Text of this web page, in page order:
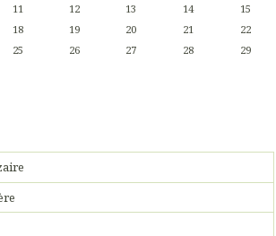
11 12 13 14
15
18 19 20 21
22
25 26 27 28
29